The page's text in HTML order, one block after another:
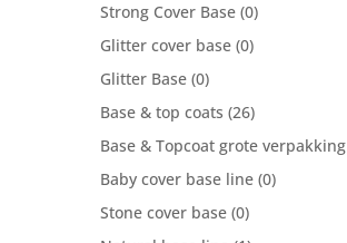
Strong Cover Base (0)
Glitter cover base (0)
Glitter Base (0)
Base & top coats (26)
Base & Topcoat grote verpakking
Baby cover base line (0)
Stone cover base (0)